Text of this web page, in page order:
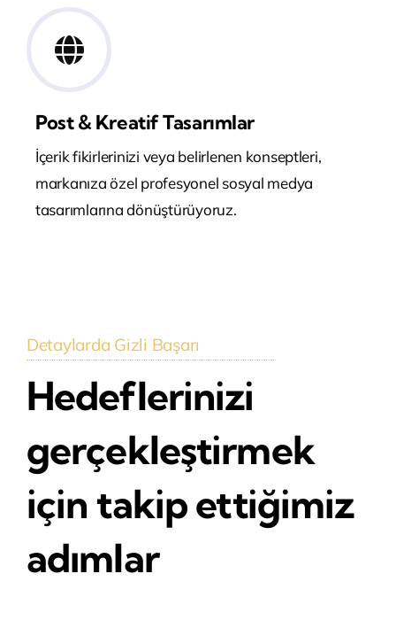
Post & Kreatif Tasarımlar
İçerik fikirlerinizi veya belirlenen konseptleri,
markanıza özel profesyonel sosyal medya
tasarımlarına dönüştürüyoruz.
Detaylarda Gizli Başarı
Hedeflerinizi
gerçekleştirmek
için takip ettiğimiz
adımlar